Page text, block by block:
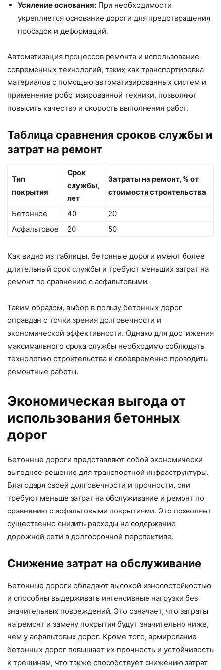
Усиление основания: При необходимости
укрепляется основание дороги для предотвращения
просадок и деформаций.
Автоматизация процессов ремонта и использование
современных технологий, таких как транспортировка
материалов с помощью автоматизированных систем и
применение роботизированной техники, позволяют
повысить качество и скорость выполнения работ.
Таблица сравнения сроков службы и
затрат на ремонт
Тип
покрытия
Срок
службы,
лет
Затраты на ремонт, % от
стоимости строительства
Бетонное 40
20
Асфальтовое
20 50
Как видно из таблицы, бетонные дороги имеют более
длительный срок службы и требуют меньших затрат на
ремонт по сравнению с асфальтовыми.
Таким образом, выбор в пользу бетонных дорог
оправдан с точки зрения долговечности и
экономической эффективности. Однако для достижения
максимального срока службы необходимо соблюдать
технологию строительства и своевременно проводить
ремонтные работы.
Экономическая выгода от
использования бетонных
дорог
Бетонные дороги представляют собой экономически
выгодное решение для транспортной инфраструктуры.
Благодаря своей долговечности и прочности, они
требуют меньше затрат на обслуживание и ремонт по
сравнению с асфальтовыми покрытиями. Это позволяет
существенно снизить расходы на содержание
дорожной сети в долгосрочной перспективе.
Снижение затрат на обслуживание
Бетонные дороги обладают высокой износостойкостью
и способны выдерживать интенсивные нагрузки без
значительных повреждений. Это означает, что затраты
на ремонт и замену покрытия будут значительно ниже,
чем у асфальтовых дорог. Кроме того, армирование
бетонных дорог повышает их прочность и устойчивость
к трещинам, что также способствует снижению затрат